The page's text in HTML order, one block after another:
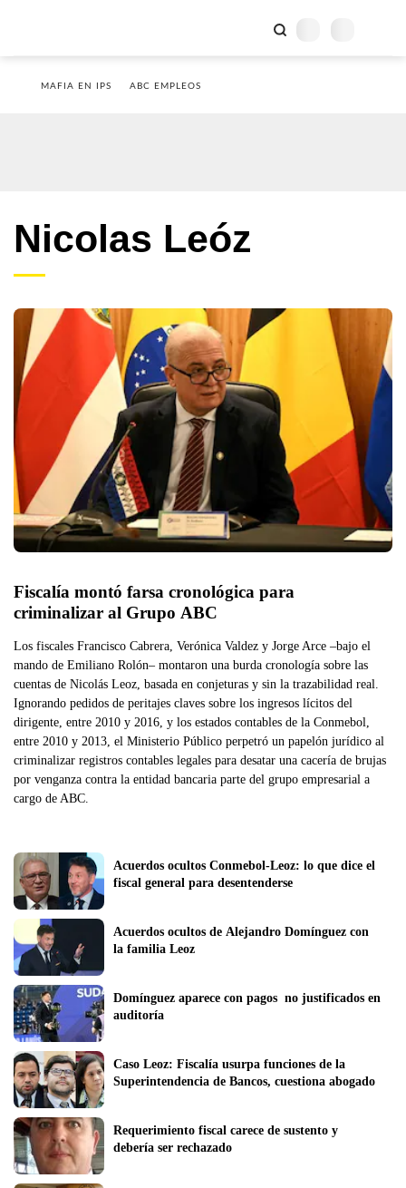
MAFIA EN IPS ABC EMPLEOS
Nicolas Leóz
Fiscalía montó farsa cronológica para
criminalizar al Grupo ABC
Los fiscales Francisco Cabrera, Verónica Valdez y Jorge Arce –bajo el
mando de Emiliano Rolón– montaron una burda cronología sobre las
cuentas de Nicolás Leoz, basada en conjeturas y sin la trazabilidad real.
Ignorando pedidos de peritajes claves sobre los ingresos lícitos del
dirigente, entre 2010 y 2016, y los estados contables de la Conmebol,
entre 2010 y 2013, el Ministerio Público perpetró un papelón jurídico al
criminalizar registros contables legales para desatar una cacería de brujas
por venganza contra la entidad bancaria parte del grupo empresarial a
cargo de ABC.
Acuerdos ocultos Conmebol-Leoz: lo que dice el
fiscal general para desentenderse
Acuerdos ocultos de Alejandro Domínguez con
la familia Leoz
Domínguez aparece con pagos  no justificados en
auditoría
Caso Leoz: Fiscalía usurpa funciones de la
Superintendencia de Bancos, cuestiona abogado
Requerimiento fiscal carece de sustento y
debería ser rechazado